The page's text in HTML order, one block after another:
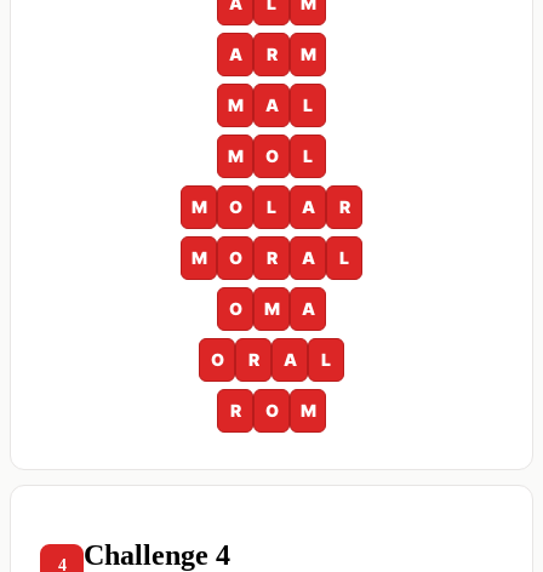
A R M
M A L
M O L
M O L A R
M O R A L
O M A
O R A L
R O M
4 Challenge 4